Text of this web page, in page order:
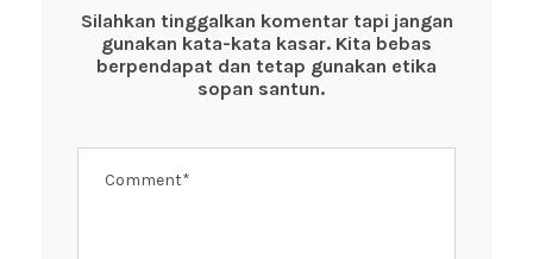
o
o
p
p
Silahkan tinggalkan komentar tapi jangan
gunakan kata-kata kasar. Kita bebas
berpendapat dan tetap gunakan etika
sopan santun.